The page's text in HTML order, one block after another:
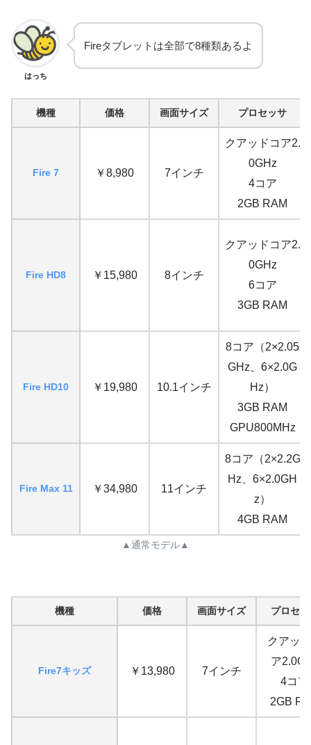
はっち
Fireタブレットは全部で8種類あるよ
機種 価格 画面サイズ プロセッサ
Fire 7 ￥8,980 7インチ
クアッドコア2.
0GHz
4コア
2GB RAM
Fire HD8 ￥15,980 8インチ
クアッドコア2.
0GHz
6コア
3GB RAM
Fire HD10 ￥19,980 10.1インチ
8コア（2×2.05
GHz、6×2.0G
Hz）
3GB RAM
GPU800MHz
Fire Max 11 ￥34,980 11インチ
8コア（2×2.2G
Hz、6×2.0GH
z）
4GB RAM
▲通常モデル▲
機種 価格 画面サイズ プロセ
Fire7キッズ ￥13,980 7インチ
クアッ
ア
4コア
2GB